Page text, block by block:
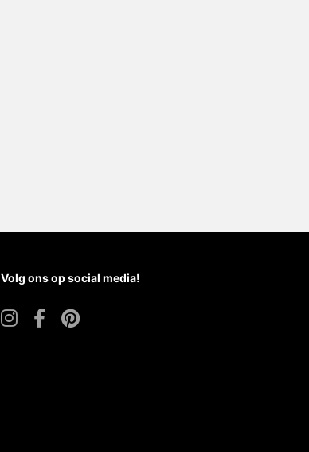
Volg ons op social media!